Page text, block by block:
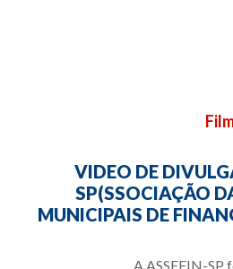
VIDEO DE
SP(SSOCIAÇÃO
MUNICIPAIS DE
A ASSEFIN-SP